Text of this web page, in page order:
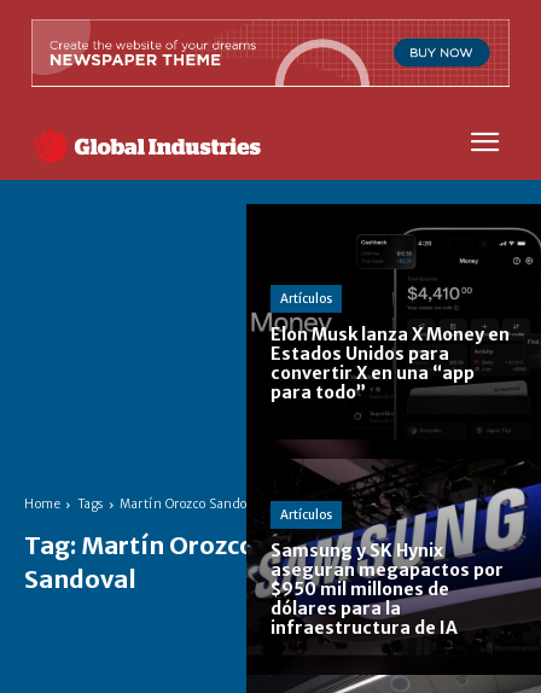
Home Tags Martín Orozco Sandoval
Tag: Martín Orozco
Sandoval
Artículos
Elon Musk lanza X Money en
Estados Unidos para
convertir X en una “app
para todo”
Artículos
Samsung y SK Hynix
aseguran megapactos por
$950 mil millones de
dólares para la
infraestructura de IA